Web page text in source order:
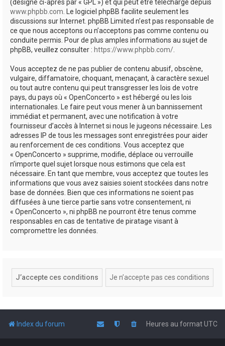
(désigné ci-après par « GPL ») et qui peut être téléchargé depuis
www.phpbb.com. Le logiciel phpBB facilite seulement les
discussions sur Internet. phpBB Limited n’est pas responsable de
ce que nous acceptons ou n’acceptons pas comme contenu ou
conduite permis. Pour de plus amples informations au sujet de
phpBB, veuillez consulter : https://www.phpbb.com/.
Vous acceptez de ne pas publier de contenu abusif, obscène,
vulgaire, diffamatoire, choquant, menaçant, à caractère sexuel
ou tout autre contenu qui peut transgresser les lois de votre
pays, du pays où « OpenConcerto » est hébergé ou les lois
internationales. Le faire peut vous mener à un bannissement
immédiat et permanent, avec une notification à votre
fournisseur d’accès à Internet si nous le jugeons nécessaire. Les
adresses IP de tous les messages sont enregistrées pour aider
au renforcement de ces conditions. Vous acceptez que
« OpenConcerto » supprime, modifie, déplace ou verrouille
n’importe quel sujet lorsque nous estimons que cela est
nécessaire. En tant que membre, vous acceptez que toutes les
informations que vous avez saisies soient stockées dans notre
base de données. Bien que ces informations ne soient pas
diffusées à une tierce partie sans votre consentement, ni
« OpenConcerto », ni phpBB ne pourront être tenus comme
responsables en cas de tentative de piratage visant à
compromettre les données.
Index du forum Heures au formatUTC